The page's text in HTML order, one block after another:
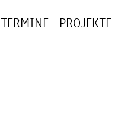
TERMINE PROJEKTE